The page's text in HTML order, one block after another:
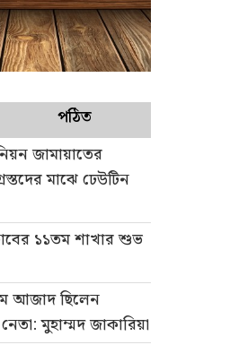
পঠিত
জামায়াতের
মাঝে ঢেউটিন
১১তম শাখার শুভ
আজাদ ছিলেন
মুহাম্মদ জাকারিয়া